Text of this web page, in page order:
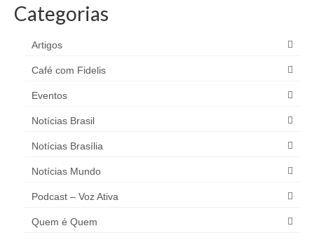
Categorias
Artigos
Café com Fidelis
Eventos
Notícias Brasil
Notícias Brasília
Notícias Mundo
Podcast – Voz Ativa
Quem é Quem